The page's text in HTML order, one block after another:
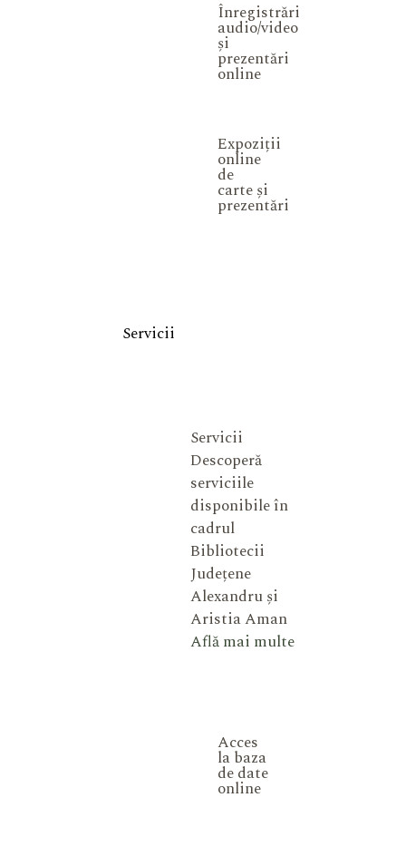
Înregistrări
audio/video
și
prezentări
online
Expoziții
online
de
carte și
prezentări
Servicii
Servicii
Descoperă
serviciile
disponibile în
cadrul
Bibliotecii
Județene
Alexandru și
Aristia Aman
Află mai multe
Acces
la baza
de date
online